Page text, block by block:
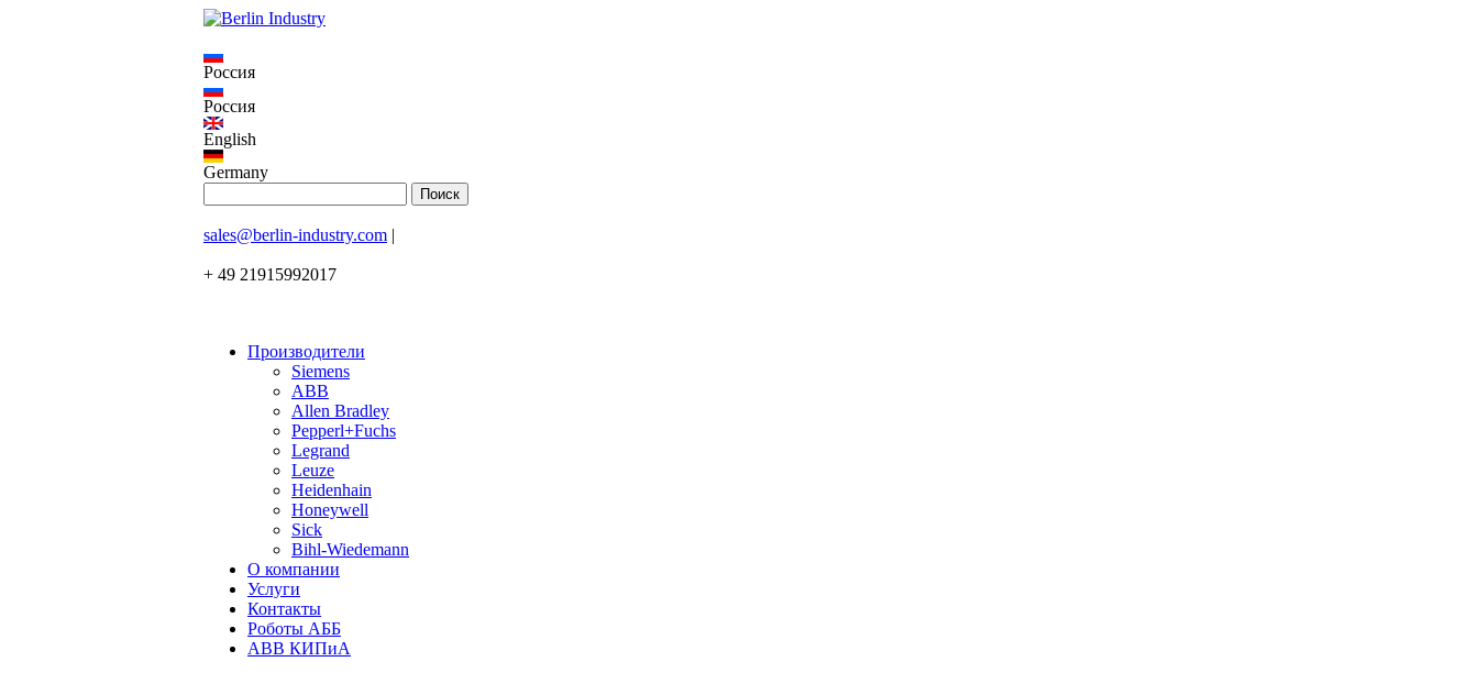
Россия
Россия
English
Germany
sales@berlin-industry.com |
+ 49 21915992017
Производители
Siemens
ABB
Allen Bradley
Pepperl+Fuchs
Legrand
Leuze
Heidenhain
Honeywell
Sick
Bihl-Wiedemann
О компании
Услуги
Контакты
Роботы АББ
ABB КИПиА